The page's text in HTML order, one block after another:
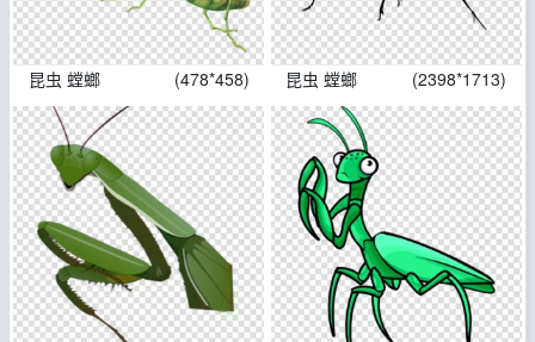
昆虫 螳螂 (478*458) 昆虫 螳螂 (2398*1713)